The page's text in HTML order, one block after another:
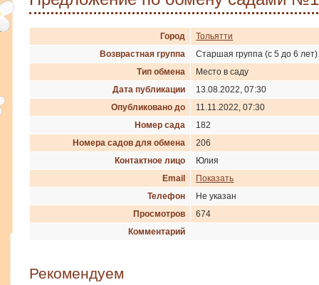
Город
Тольятти
Возврастная группа
Старшая группа (с 5 до 6 лет)
Тип обмена
Место в саду
Дата публикации
13.08.2022, 07:30
Опубликовано до
11.11.2022, 07:30
Номер сада
182
Номера садов для обмена
206
Контактное лицо
Юлия
Email
Показать
Телефон
Не указан
Просмотров
674
Комментарий
Рекомендуем